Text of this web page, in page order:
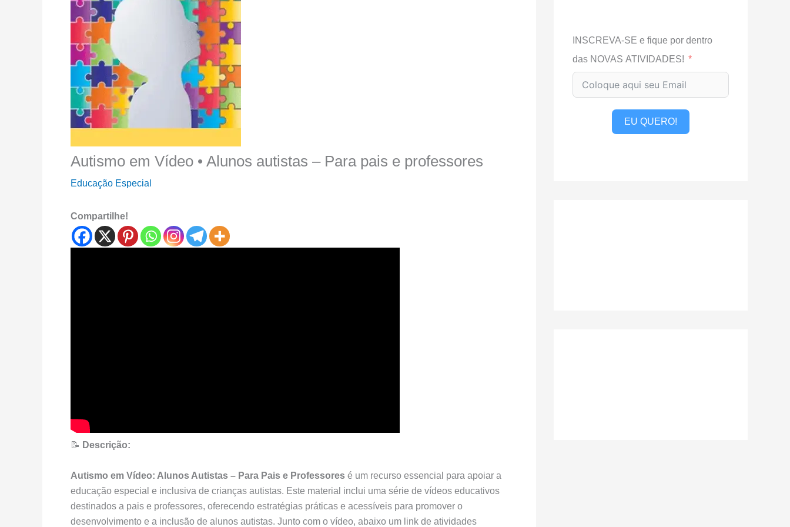
Autismo em Vídeo • Alunos autistas – Para pais e professores
Educação Especial
Compartilhe!
📝 Descrição:
Autismo em Vídeo: Alunos Autistas – Para Pais e Professores é um recurso essencial para apoiar a
educação especial e inclusiva de crianças autistas. Este material inclui uma série de vídeos educativos
destinados a pais e professores, oferecendo estratégias práticas e acessíveis para promover o
desenvolvimento e a inclusão de alunos autistas. Junto com o vídeo, abaixo um link de atividades
INSCREVA-SE e fique por dentro
das NOVAS ATIVIDADES!
EU QUERO!